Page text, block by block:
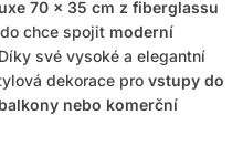
70 × 35 cm z fiberglassu
chce spojit moderní
své vysoké a elegantní
dekorace pro vstupy do
nebo komerční